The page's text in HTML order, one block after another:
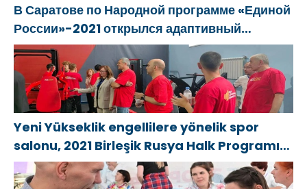
В Саратове по Народной программе «Единой
России»-2021 открылся адаптивный
спортзал «Новая высота»
Yeni Yükseklik engellilere yönelik spor
salonu, 2021 Birleşik Rusya Halk Programı
kapsamında Saratov’da açıldı